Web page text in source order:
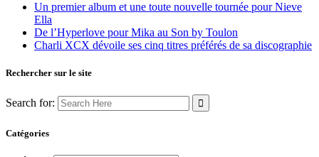
Un premier album et une toute nouvelle tournée pour Nieve
Ella
De l’Hyperlove pour Mika au Son by Toulon
Charli XCX dévoile ses cinq titres préférés de sa discographie
Rechercher sur le site
Search for:
Catégories